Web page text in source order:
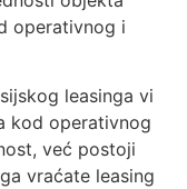
operativnog i
leasinga vi
kod operativnog
već postoji
vraćate leasing